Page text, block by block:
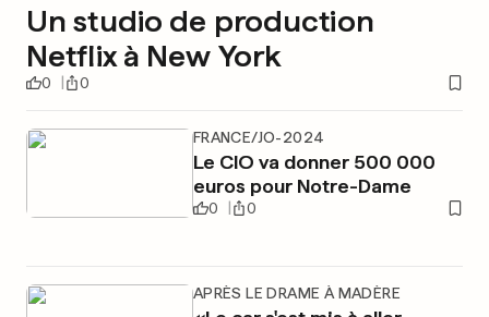
Un studio de production
Netflix à New York
0 0
FRANCE/JO-2024
Le CIO va donner 500 000
euros pour Notre-Dame
0 0
APRÈS LE DRAME À MADÈRE